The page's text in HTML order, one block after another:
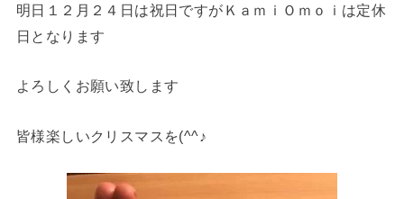
明日１２月２４日は祝日ですがＫａｍｉＯｍｏｉは定休
日となります
よろしくお願い致します
皆様楽しいクリスマスを(^^♪